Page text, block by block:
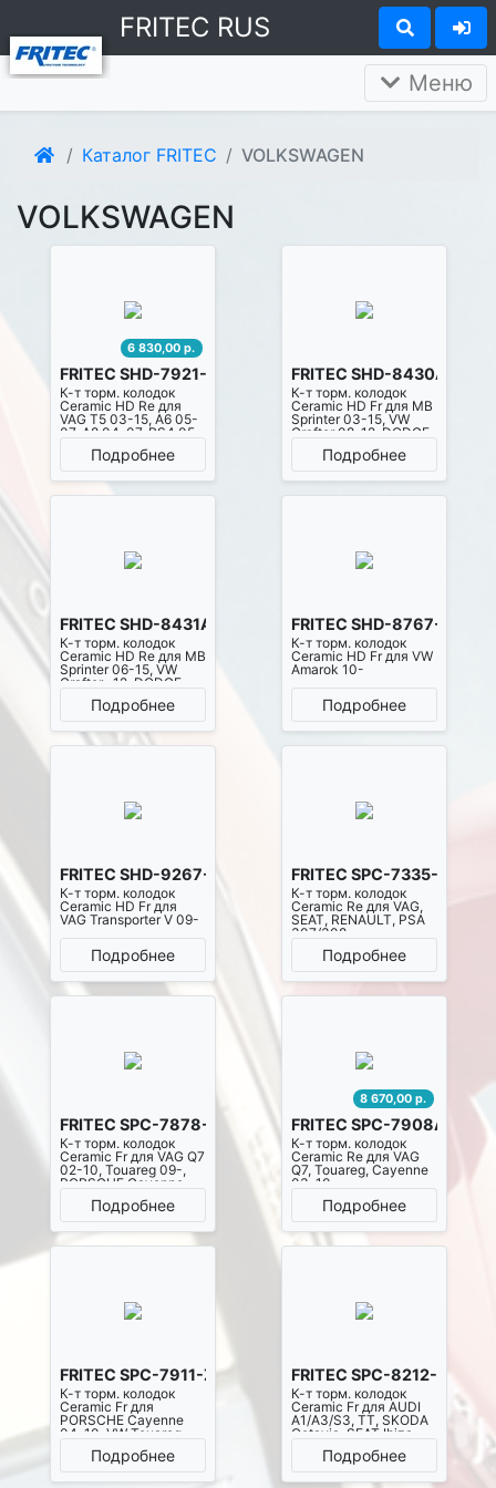
FRITEC RUS
Меню
Каталог FRITEC VOLKSWAGEN
VOLKSWAGEN
6 830,00 р.
FRITEC SHD-7921-Z-D1018
К-т торм. колодок
Ceramic HD Re для
VAG T5 03-15, A6 05-
07, A8 04-07, RS4 05-
08, S4 04-08
Подробнее
FRITEC SHD-8430A-Z-
К-т торм. колодок
Ceramic HD Fr для MB
Sprinter 03-15, VW
Crafter 08-12, DODGE
Sprinter 07-15
Подробнее
FRITEC SHD-8431A-Z-D1317
К-т торм. колодок
Ceramic HD Re для MB
Sprinter 06-15, VW
Crafter -12, DODGE
Crafter 06-15
Подробнее
FRITEC SHD-8767-Z-
К-т торм. колодок
Ceramic HD Fr для VW
Amarok 10-
Подробнее
FRITEC SHD-9267-Z-D2033
К-т торм. колодок
Ceramic HD Fr для
VAG Transporter V 09-
Подробнее
FRITEC SPC-7335-Z-
К-т торм. колодок
Ceramic Re для VAG,
SEAT, RENAULT, PSA
307/308
Подробнее
FRITEC SPC-7878-Z-D1014
К-т торм. колодок
Ceramic Fr для VAG Q7
02-10, Touareg 09-,
PORSCHE Cayenne
03-10Подробнее
8 670,00 р.
FRITEC SPC-7908A-Z-
К-т торм. колодок
Ceramic Re для VAG
Q7, Touareg, Cayenne
03-10
Подробнее
FRITEC SPC-7911-Z-D1007
К-т торм. колодок
Ceramic Fr для
PORSCHE Cayenne
04-10, VW Touareg
04-14Подробнее
FRITEC SPC-8212-Z-
К-т торм. колодок
Ceramic Fr для AUDI
A1/A3/S3, TT, SKODA
Octavia, SEAT Ibiza
09-16, Altea 05-12,
Leon 10-13, Freetrack
09-12, Toledo 06-16,
Подробнее